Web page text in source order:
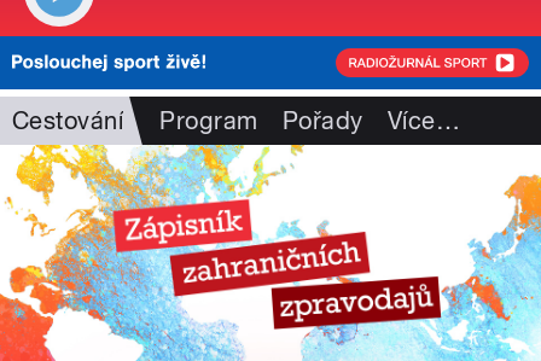
Cestování Program Pořady Více…